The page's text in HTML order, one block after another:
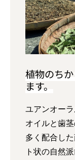
植物のち
ます。
ユアンオー
オイルと歯
多く配合し
ト状の自然